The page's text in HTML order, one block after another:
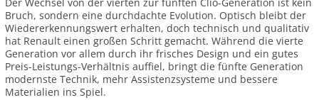
Bruch, sondern eine durchdachte Evolution. Optisch bleibt der
Wiedererkennungswert erhalten, doch technisch und qualitativ
hat Renault einen großen Schritt gemacht. Während die vierte
Generation vor allem durch ihr frisches Design und ein gutes
Preis-Leistungs-Verhältnis auffiel, bringt die fünfte Generation
modernste Technik, mehr Assistenzsysteme und bessere
Materialien ins Spiel.